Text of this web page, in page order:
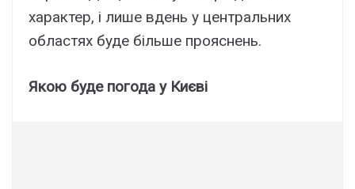
характер, і лише вдень у центральних
областях буде більше прояснень.
Якою буде погода у Києві